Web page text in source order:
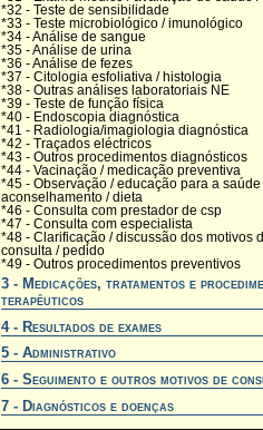
*32 - Teste de sensibilidade
*33 - Teste microbiológico / imunológico
*34 - Análise de sangue
*35 - Análise de urina
*36 - Análise de fezes
*37 - Citologia esfoliativa / histologia
*38 - Outras análises laboratoriais NE
*39 - Teste de função física
*40 - Endoscopia diagnóstica
*41 - Radiologia/imagiologia diagnóstica
*42 - Traçados eléctricos
*43 - Outros procedimentos diagnósticos
*44 - Vacinação / medicação preventiva
*45 - Observação / educação para a saúde
aconselhamento / dieta
*46 - Consulta com prestador de csp
*47 - Consulta com especialista
*48 - Clarificação / discussão dos motivos
consulta / pedido
*49 - Outros procedimentos preventivos
3 - Medicações, tratamentos e
terapêuticos
4 - Resultados de exames
5 - Administrativo
6 - Seguimento e outros motivos de
7 - Diagnósticos e doenças